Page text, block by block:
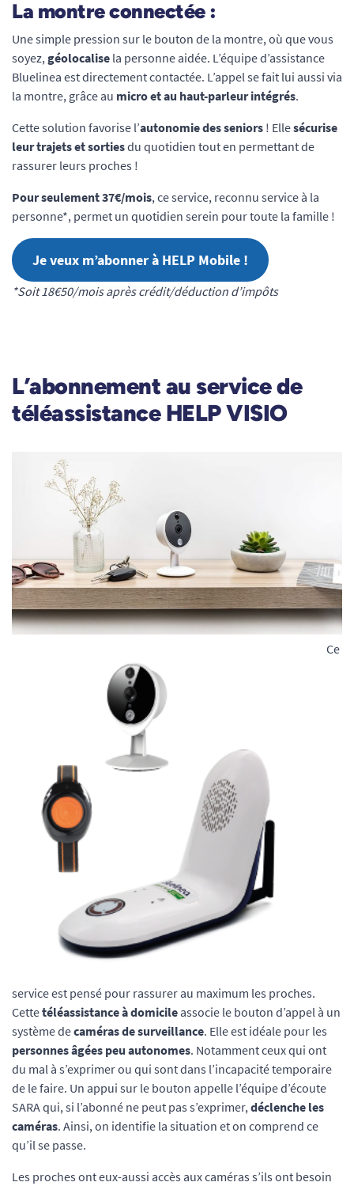
La montre connectée :
Une simple pression sur le bouton de la montre, où que vous
soyez,géolocalise la personne aidée. L’équipe d’assistance
Bluelinea est directement contactée. L’appel se fait lui aussi via
la montre, grâce au micro et au haut-parleur intégrés.
Cette solution favorise l’autonomie des seniors ! Ellesécurise
leur trajets et sortiesdu quotidien tout en permettant de
rassurer leurs proches !
Pour seulement 37€/mois, ce service, reconnu service à la
personne*, permet un quotidien serein pour toute la famille !
Je veux m’abonner à HELP Mobile !
*Soit 18€50/mois après crédit/déduction d’impôts
L’abonnement au service de
téléassistance HELP VISIO
Ce
service est pensé pour rassurer au maximum les proches.
Cettetéléassistance à domicile associe le bouton d’appel à un
système decaméras de surveillance. Elle est idéale pour les
personnes âgées peu autonomes. Notamment ceux qui ont
du mal à s’exprimer ou qui sont dans l’incapacité temporaire
de le faire. Un appui sur le bouton appelle l’équipe d’écoute
SARA qui, si l’abonné ne peut pas s’exprimer, déclenche les
caméras. Ainsi, on identifie la situation et on comprend ce
qu’il se passe.
Les proches ont eux-aussi accès aux caméras s’ils ont besoin